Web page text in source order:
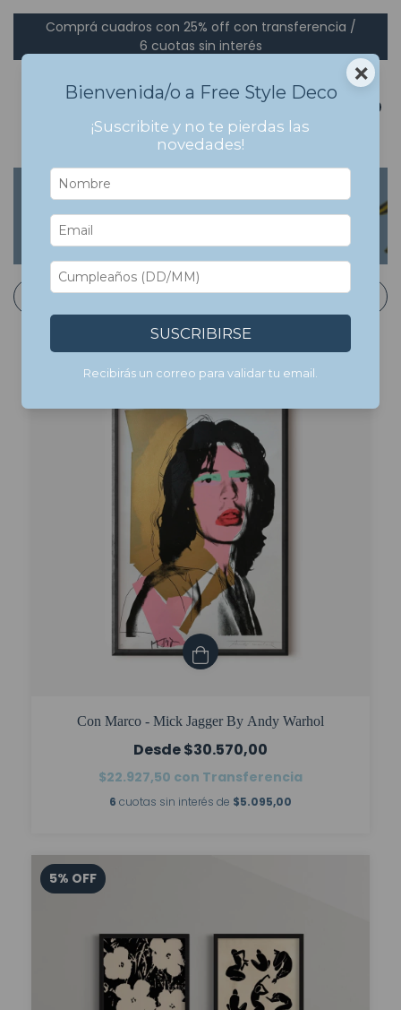
Comprá cuadros con 25% off con transferencia /
6 cuotas sin interés
Inicio > Cuadros Con Marco > Arte > Andy Warhol
Andy Warhol
Filtrar
Con Marco - Mick Jagger By Andy Warhol
$30.570,00
$22.927,50 con Transferencia
6 cuotas sin interés de $5.095,00
5% OFF
×
Bienvenida/o a Free Style Deco
¡Suscribite y no te pierdas las
novedades!
SUSCRIBIRSE
Recibirás un correo para validar tu email.